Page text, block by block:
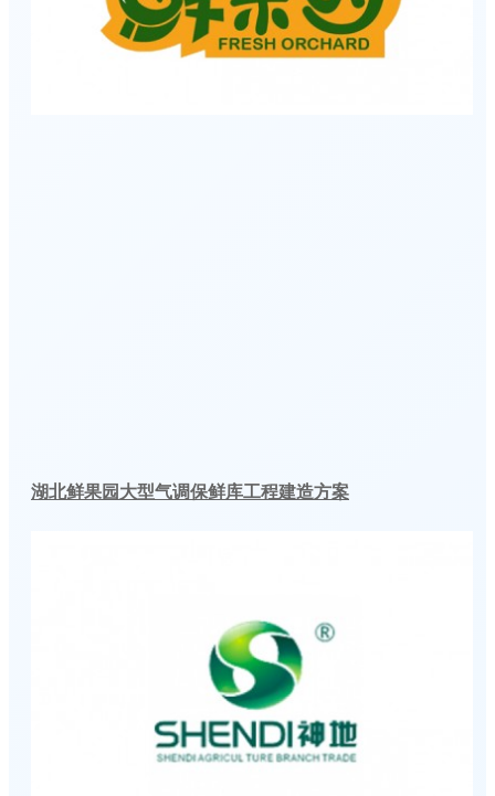
湖北鲜果园大型气调保鲜库工程建造方案